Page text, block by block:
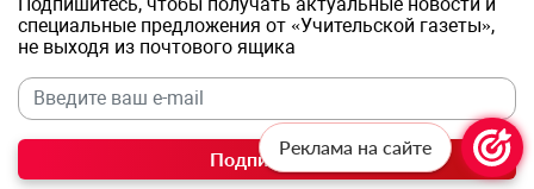
специальные предложения от «Учительской газеты»,
не выходя из почтового ящика
Подписаться
Реклама на сайте